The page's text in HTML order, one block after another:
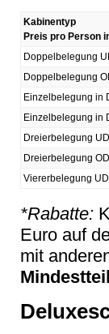
Kabinentyp
Preis pro Person
Doppelbelegung
Doppelbelegung
Einzelbelegung in
Einzelbelegung in
Dreierbelegung UD
Dreierbelegung OD
Viererbelegung UD
*Rabatte:
Euro auf
mit